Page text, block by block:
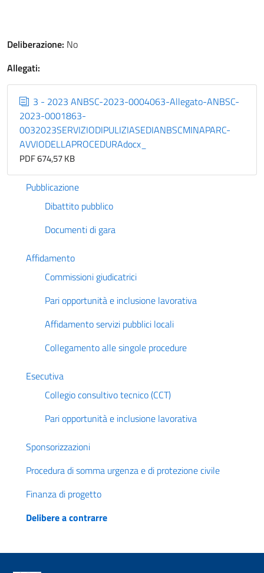
Deliberazione: No
Allegati:
3 - 2023 ANBSC-2023-0004063-Allegato-ANBSC-
2023-0001863-
0032023SERVIZIODIPULIZIASEDIANBSCMINAPARC-
AVVIODELLAPROCEDURAdocx_
PDF 674,57 KB
Pubblicazione
Dibattito pubblico
Documenti di gara
Affidamento
Commissioni giudicatrici
Pari opportunità e inclusione lavorativa
Affidamento servizi pubblici locali
Collegamento alle singole procedure
Esecutiva
Collegio consultivo tecnico (CCT)
Pari opportunità e inclusione lavorativa
Sponsorizzazioni
Procedura di somma urgenza e di protezione civile
Finanza di progetto
Delibere a contrarre